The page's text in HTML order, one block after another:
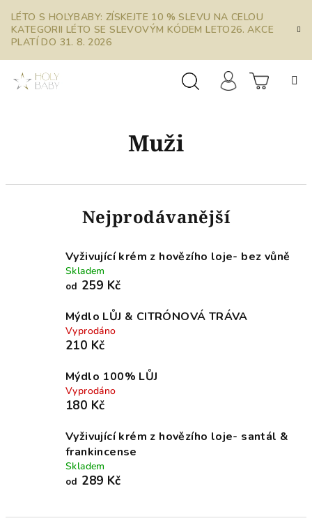
obsah
LÉTO S HOLYBABY: ZÍSKEJTE 10 % SLEVU NA CELOU
KATEGORII LÉTO SE SLEVOVÝM KÓDEM LETO26. AKCE
PLATÍ DO 31. 8. 2026
Muži
Nejprodávanější
Vyživující krém z hovězího loje- bez vůně
Skladem
od 259 Kč
Mýdlo LŮJ & CITRÓNOVÁ TRÁVA
Vyprodáno
210 Kč
Mýdlo 100% LŮJ
Vyprodáno
180 Kč
Vyživující krém z hovězího loje- santál &
frankincense
Skladem
od 289 Kč